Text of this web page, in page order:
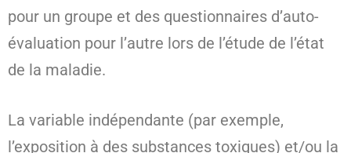
pour un groupe et des questionnaires d’auto-
évaluation pour l’autre lors de l’étude de l’état
de la maladie.
La variable indépendante (par exemple,
l’exposition à des substances toxiques) et/ou la